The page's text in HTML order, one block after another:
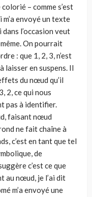
– comme s’est
envoyé un texte
l’occasion veut
On pourrait
: que 1, 2, 3, n’est
laisser en suspens. Il
du nœud qu’il
2, ce qui nous
pas à identifier.
faisant nœud
ne fait chaîne à
c’est en tant que tel
de
c’est ce que
au nœud, je l’ai dit
m’a envoyé une